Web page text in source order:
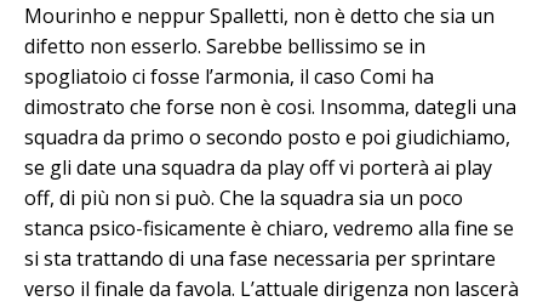
Mourinho e neppur Spalletti, non è detto che sia un
difetto non esserlo. Sarebbe bellissimo se in
spogliatoio ci fosse l’armonia, il caso Comi ha
dimostrato che forse non è cosi. Insomma, dategli una
squadra da primo o secondo posto e poi giudichiamo,
se gli date una squadra da play off vi porterà ai play
off, di più non si può. Che la squadra sia un poco
stanca psico-fisicamente è chiaro, vedremo alla fine se
si sta trattando di una fase necessaria per sprintare
verso il finale da favola. L’attuale dirigenza non lascerà